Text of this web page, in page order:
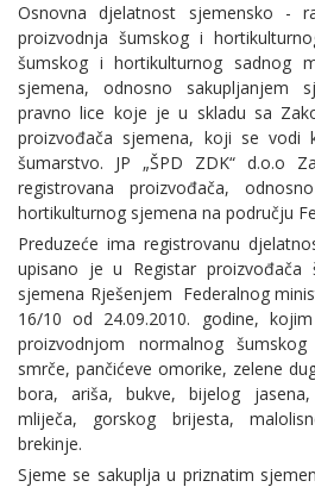
Osnovna djelatnost sjemensko -
proizvodnja šumskog i
šumskog i hortikulturnog sadnog
sjemena, odnosno sakupljanjem
pravno lice koje je u skladu sa
proizvođača sjemena, koji se vodi
šumarstvo. JP „ŠPD ZDK“ d.o.o
registrovana proizvođača,
hortikulturnog sjemena na području
Preduzeće ima registrovanu
upisano je u Registar proizvođača
sjemena Rješenjem Federalnog
16/10 od 24.09.2010. godine,
proizvodnjom normalnog
smrče, pančićeve omorike, zelene
bora, ariša, bukve, bijelog
mliječa, gorskog brijesta,
brekinje.
Sjeme se sakuplja u priznatim